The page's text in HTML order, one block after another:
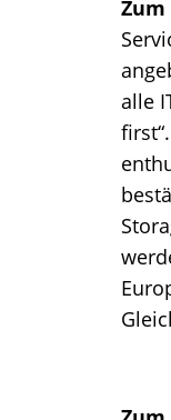
alle